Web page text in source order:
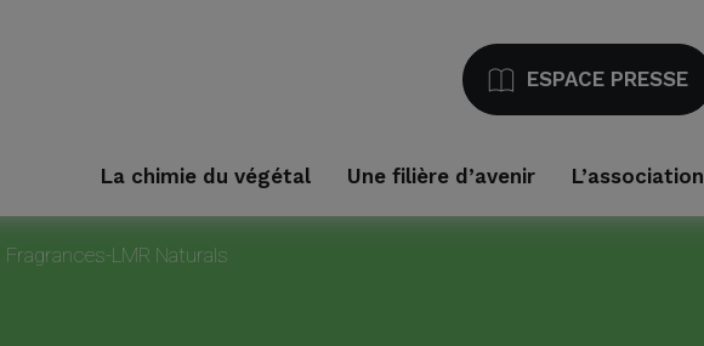
ESPACE PRESSE
La chimie du végétal Une filière d’avenir L’association
LMR Naturals